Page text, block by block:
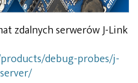
zdalnych serwerów J-Link
debug-probes/j-